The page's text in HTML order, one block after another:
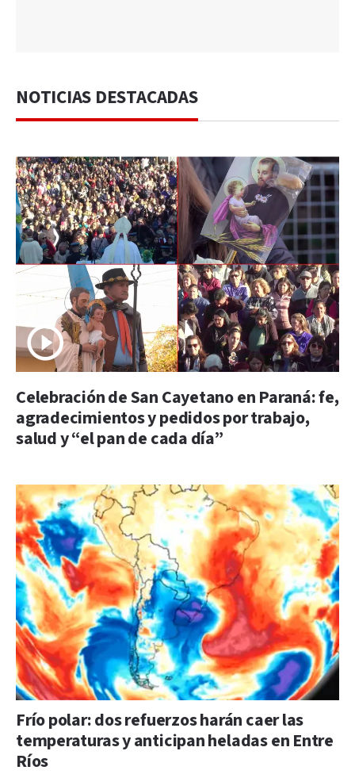
NOTICIAS DESTACADAS
Celebración de San Cayetano en Paraná: fe,
agradecimientos y pedidos por trabajo,
salud y “el pan de cada día”
Frío polar: dos refuerzos harán caer las
temperaturas y anticipan heladas en Entre
Ríos